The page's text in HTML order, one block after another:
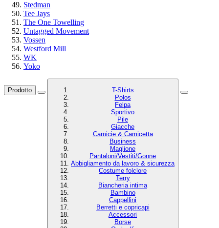
Stedman
Tee Jays
The One Towelling
Untagged Movement
Vossen
Westford Mill
WK
Yoko
Prodotto
T-Shirts
Polos
Felpa
Sportivo
Pile
Giacche
Camicie & Camicetta
Business
Maglione
Pantaloni/Vestiti/Gonne
Abbigliamento da lavoro & sicurezza
Costume folclore
Terry
Biancheria intima
Bambino
Cappellini
Berretti e copricapi
Accessori
Borse